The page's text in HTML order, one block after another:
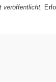
veröffentlicht.